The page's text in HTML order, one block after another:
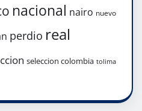
nacional nairo nuevo
perdio real
seleccion colombia tolima